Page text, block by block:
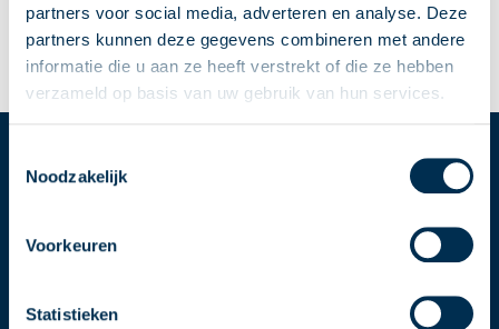
partners voor social media, adverteren en analyse. Deze
partners kunnen deze gegevens combineren met andere
informatie die u aan ze heeft verstrekt of die ze hebben
verzameld op basis van uw gebruik van hun services.
Noodzakelijk
Voorkeuren
Statistieken
ook staat. Verfrissend? Ja, want
muizen en gekleurde
stropdassen.